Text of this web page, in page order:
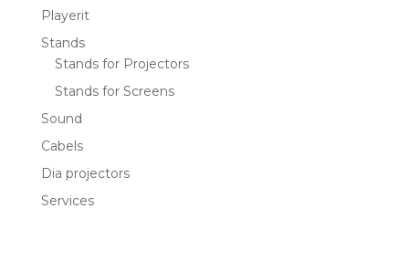
Playerit
Stands
Stands for Projectors
Stands for Screens
Sound
Cabels
Dia projectors
Services